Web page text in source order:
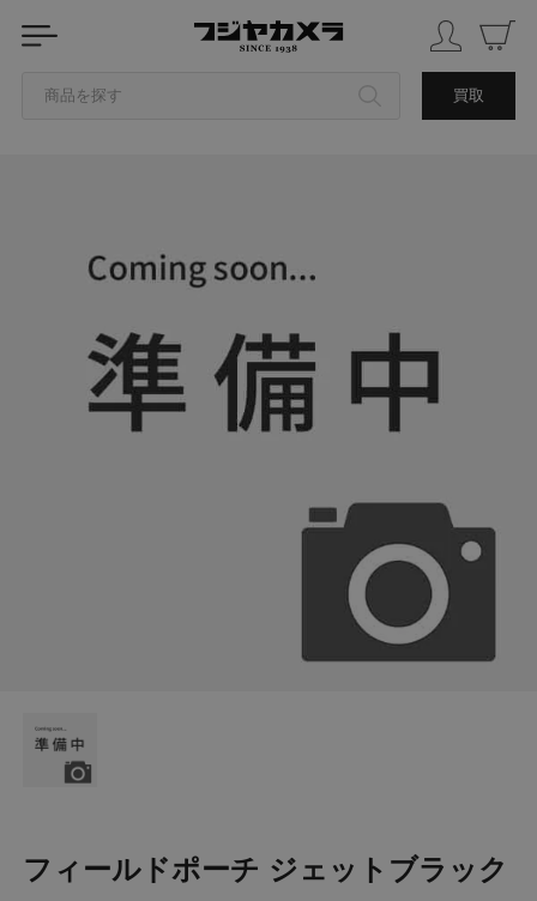
商品を探す 買取
フィールドポーチ ジェットブラック